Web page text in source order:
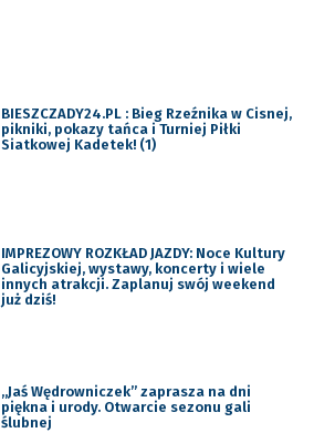
BIESZCZADY24.PL : Bieg Rzeźnika w Cisnej,
pikniki, pokazy tańca i Turniej Piłki
Siatkowej Kadetek! (1)
IMPREZOWY ROZKŁAD JAZDY: Noce Kultury
Galicyjskiej, wystawy, koncerty i wiele
innych atrakcji. Zaplanuj swój weekend
już dziś!
„Jaś Wędrowniczek” zaprasza na dni
piękna i urody. Otwarcie sezonu gali
ślubnej